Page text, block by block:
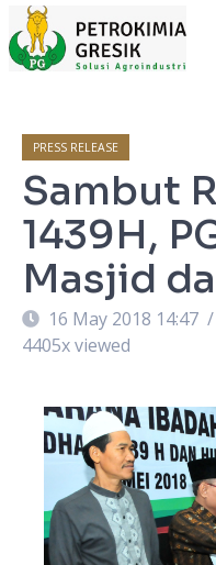
PRESS RELEASE
Sambut
1439H,
Masjid
16 May 2018 14:47 /
4405x viewed